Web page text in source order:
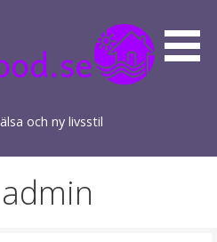
och ny livsstil